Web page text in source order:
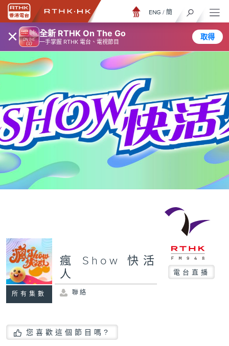
× 全新 RTHK On The Go
一手掌握 RTHK 電台、電視節目
取得
ENG / 簡
所有集數
瘋 Show 快活
人
電台直播
聯絡
您喜歡這個節目嗎?